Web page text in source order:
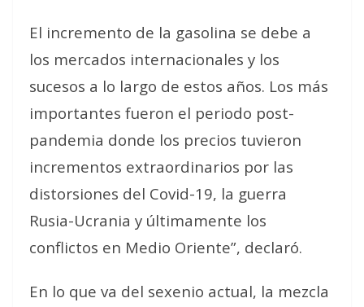
El incremento de la gasolina se debe a
los mercados internacionales y los
sucesos a lo largo de estos años. Los más
importantes fueron el periodo post-
pandemia donde los precios tuvieron
incrementos extraordinarios por las
distorsiones del Covid-19, la guerra
Rusia-Ucrania y últimamente los
conflictos en Medio Oriente”, declaró.
En lo que va del sexenio actual, la mezcla